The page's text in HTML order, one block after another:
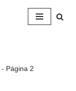
- Página 2